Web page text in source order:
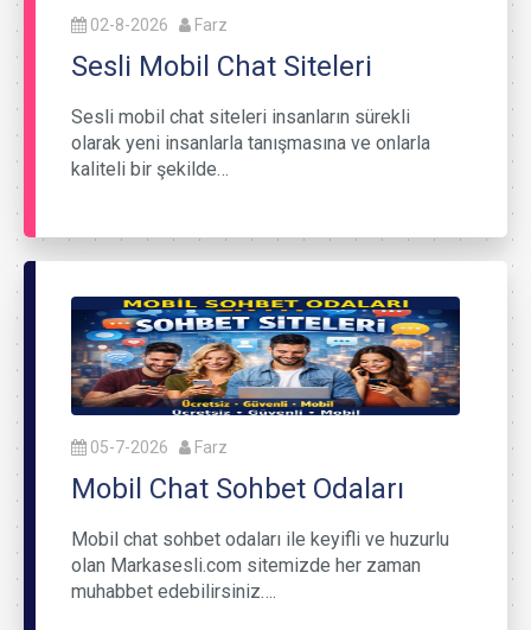
02-8-2026 Farz
Sesli Mobil Chat Siteleri
Sesli mobil chat siteleri insanların sürekli
olarak yeni insanlarla tanışmasına ve onlarla
kaliteli bir şekilde…
05-7-2026 Farz
Mobil Chat Sohbet Odaları
Mobil chat sohbet odaları ile keyifli ve huzurlu
olan Markasesli.com sitemizde her zaman
muhabbet edebilirsiniz….